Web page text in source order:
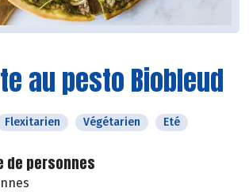
au pesto Biobleud
Flexitarien Végétarien Eté
de personnes